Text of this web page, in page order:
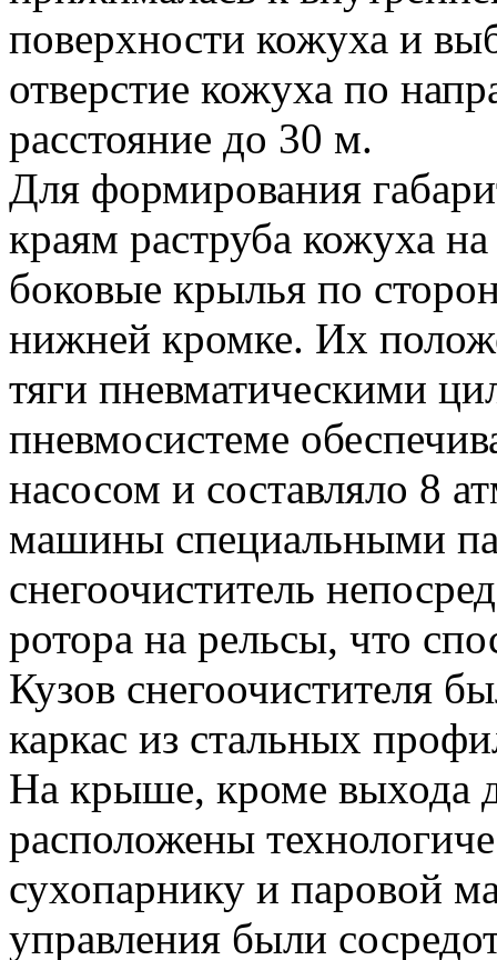
поверхности кожуха и
отверстие кожуха по
расстояние до 30 м.
Для формирования
краям раструба кожуха
боковые крылья по
нижней кромке. Их
тяги пневматическими
пневмосистеме
насосом и составляло 8
машины специальными
снегоочиститель
ротора на рельсы, что
Кузов снегоочистителя
каркас из стальных
На крыше, кроме выхода
расположены
сухопарнику и паровой
управления были